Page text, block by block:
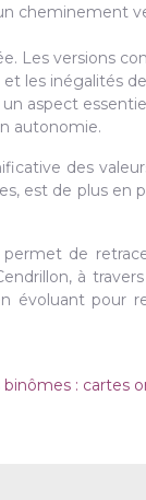
cheminement
Les versions
les inégalités
aspect
autonomie.
des
est de plus en
de
à
évoluant pour
binômes : cartes